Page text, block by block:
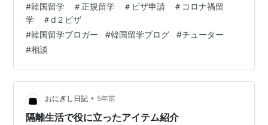
くことになりました！！✍🏽️ globalhubstudents.com
↑↑↑ こちらのサイトになります 数日前に「こちらで活
ました😌！ 〇 Global Hub Students とは 海外大学に通
う先輩大学…
#韓国留学 ＃正規留学 ＃ビザ申請 ＃コロナ禍留
学 ＃d２ビザ
#韓国留学ブロガー #韓国留学ブログ #チューター
#相談
おにぎし日記 • 5年前
隔離生活で役に立ったアイテム紹介